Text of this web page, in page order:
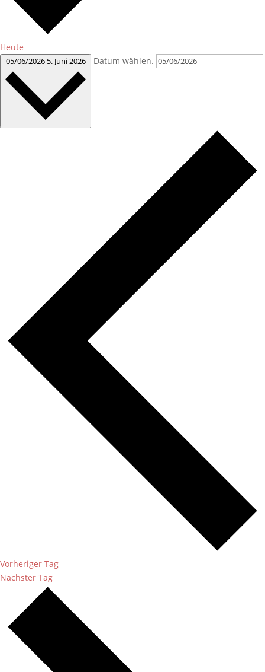
Heute
05/06/2026 5. Juni 2026 Datum wählen.
Vorheriger Tag
Nächster Tag